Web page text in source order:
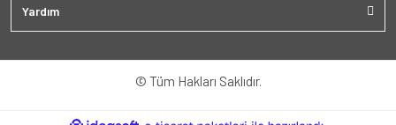
Yardım
© Tüm Hakları Saklıdır.